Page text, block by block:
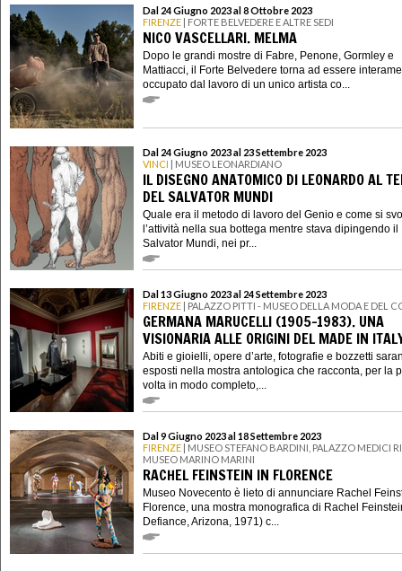
Dal 24 Giugno 2023 al 8 Ottobre 2023
FIRENZE | FORTE BELVEDERE E ALTRE SEDI
NICO VASCELLARI. MELMA
Dopo le grandi mostre di Fabre, Penone, Gormley e
Mattiacci, il Forte Belvedere torna ad essere
occupato dal lavoro di un unico artista co...
Dal 24 Giugno 2023 al 23 Settembre 2023
VINCI | MUSEO LEONARDIANO
IL DISEGNO ANATOMICO DI LEONARDO AL
DEL SALVATOR MUNDI
Quale era il metodo di lavoro del Genio e come si
l’attività nella sua bottega mentre stava dipingendo il
Salvator Mundi, nei pr...
Dal 13 Giugno 2023 al 24 Settembre 2023
FIRENZE | PALAZZO PITTI - MUSEO DELLA MODA E DEL
GERMANA MARUCELLI (1905-1983). UNA
VISIONARIA ALLE ORIGINI DEL MADE IN
Abiti e gioielli, opere d’arte, fotografie e bozzetti
esposti nella mostra antologica che racconta, per la
volta in modo completo,...
Dal 9 Giugno 2023 al 18 Settembre 2023
FIRENZE | MUSEO STEFANO BARDINI, PALAZZO MEDICI
MUSEO MARINO MARINI
RACHEL FEINSTEIN IN FLORENCE
Museo Novecento è lieto di annunciare Rachel
Florence, una mostra monografica di Rachel
Defiance, Arizona, 1971) c...